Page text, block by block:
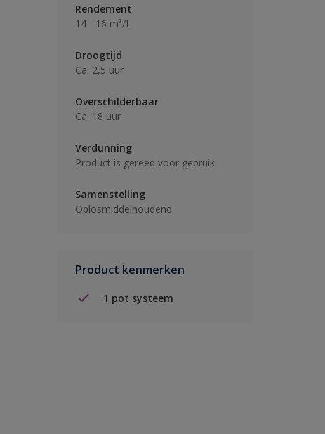
Rendement
14 - 16 m²/L
Droogtijd
Ca. 2,5 uur
Overschilderbaar
Ca. 18 uur
Verdunning
Product is gereed voor gebruik
Samenstelling
Oplosmiddelhoudend
Product kenmerken
1 pot systeem